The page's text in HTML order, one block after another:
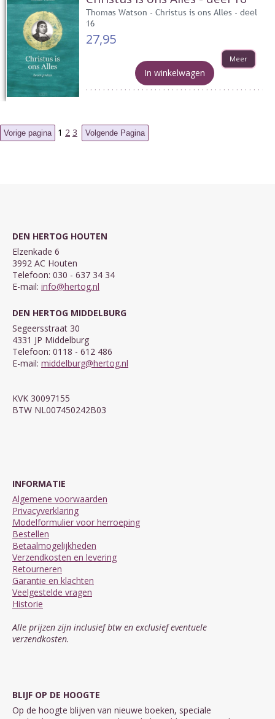
Thomas Watson - Christus is ons Alles - deel
16
27,95
Meer
In winkelwagen
1 2 3
DEN HERTOG HOUTEN
Elzenkade 6
3992 AC Houten
Telefoon: 030 - 637 34 34
E-mail: info@hertog.nl
DEN HERTOG MIDDELBURG
Segeersstraat 30
4331 JP Middelburg
Telefoon: 0118 - 612 486
E-mail: middelburg@hertog.nl
KVK 30097155
BTW NL007450242B03
INFORMATIE
Algemene voorwaarden
Privacyverklaring
Modelformulier voor herroeping
Bestellen
Betaalmogelijkheden
Verzendkosten en levering
Retourneren
Garantie en klachten
Veelgestelde vragen
Historie
Alle prijzen zijn inclusief btw en exclusief eventuele
verzendkosten.
BLIJF OP DE HOOGTE
Op de hoogte blijven van nieuwe boeken, speciale